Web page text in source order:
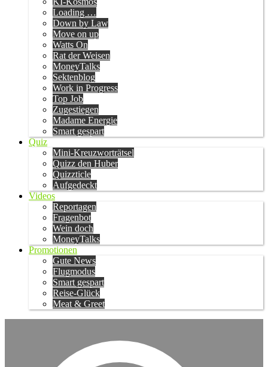
Loading …
Down by Law
Move on up
Watts On
Rat der Weisen
MoneyTalks
Sektenblog
Work in Progress
Top Job
Zugestiegen
Madame Energie
Smart gespart
Quiz
Mini-Kreuzworträtsel
Quizz den Huber
Quizzticle
Aufgedeckt
Videos
Reportagen
Fragenbot
Wein doch
MoneyTalks
Promotionen
Gute News
Flugmodus
Smart gespart
Reise-Glück
Meat & Greet